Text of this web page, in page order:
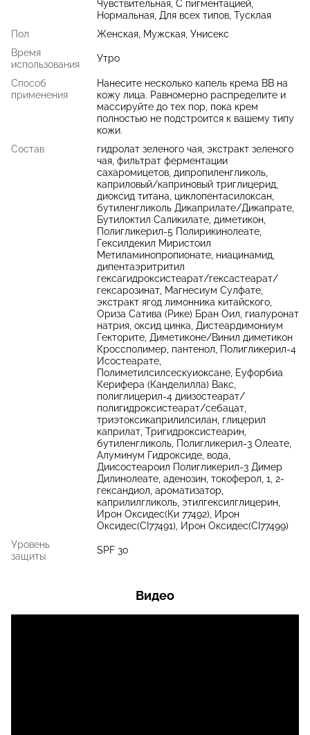
Чувствительная, С пигментацией,
Нормальная, Для всех типов, Тусклая
Пол
Женская, Мужская, Унисекс
Время
использования
Утро
Способ
применения
Нанесите несколько капель крема BB на
кожу лица. Равномерно распределите и
массируйте до тех пор, пока крем
полностью не подстроится к вашему типу
кожи.
Состав
гидролат зеленого чая, экстракт зеленого
чая, фильтрат ферментации
сахаромицетов, дипропиленгликоль,
каприловый/каприновый триглицерид,
диоксид титана, циклопентасилоксан,
бутиленгликоль Дикаприлате/Дикапрате,
Бутилоктил Саликилате, диметикон,
Полигликерил-5 Полирикинолеате,
Гексилдекил Миристоил
Метиламинопропионате, ниацинамид,
дипентаэритритил
гексагидроксистеарат/гексастеарат/
гексарозинат, Магнесиум Сулфате,
экстракт ягод лимонника китайского,
Ориза Сатива (Рике) Бран Оил, гиалуронат
натрия, оксид цинка, Дистеардимониум
Гекторите, Диметиконе/Винил диметикон
Кроссполимер, пантенол, Полигликерил-4
Исостеарате,
Полиметилсилсескуиоксане, Еуфорбиа
Керифера (Канделилла) Вакс,
полиглицерил-4 диизостеарат/
полигидроксистеарат/себацат,
триэтоксикаприлилсилан, глицерил
каприлат, Тригидроксистеарин,
бутиленгликоль, Полигликерил-3 Олеате,
Алуминум Гидроксиде, вода,
Диисостеароил Полигликерил-3 Димер
Дилинолеате, аденозин, токоферол, 1, 2-
гександиол, ароматизатор,
каприлилгликоль, этилгексилглицерин,
Ирон Оксидес(Ки 77492), Ирон
Оксидес(CI77491), Ирон Оксидес(CI77499)
Уровень
защиты
SPF 30
Видео